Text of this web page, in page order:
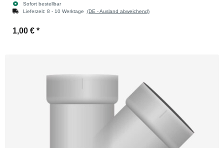
Sofort bestellbar
Lieferzeit: 8 - 10 Werktage (DE - Ausland abweichend)
1,00 € *